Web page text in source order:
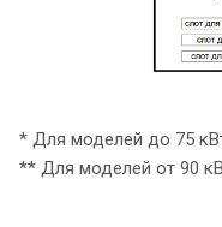
* Для моделей до 75
** Для моделей от 90